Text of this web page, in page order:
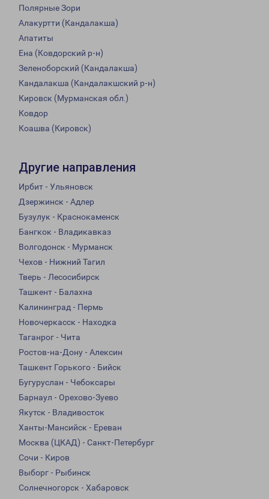
Полярные Зори
Алакуртти (Кандалакша)
Апатиты
Ена (Ковдорский р-н)
Зеленоборский (Кандалакша)
Кандалакша (Кандалакшский р-н)
Кировск (Мурманская обл.)
Ковдор
Коашва (Кировск)
Другие направления
Ирбит - Ульяновск
Дзержинск - Адлер
Бузулук - Краснокаменск
Бангкок - Владикавказ
Волгодонск - Мурманск
Чехов - Нижний Тагил
Тверь - Лесосибирск
Ташкент - Балахна
Калининград - Пермь
Новочеркасск - Находка
Таганрог - Чита
Ростов-на-Дону - Алексин
Ташкент Горького - Бийск
Бугуруслан - Чебоксары
Барнаул - Орехово-Зуево
Якутск - Владивосток
Ханты-Мансийск - Ереван
Москва (ЦКАД) - Санкт-Петербург
Сочи - Киров
Выборг - Рыбинск
Солнечногорск - Хабаровск